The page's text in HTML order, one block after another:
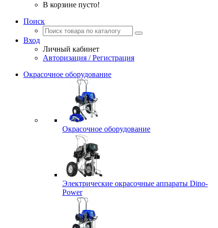
В корзине пусто!
Поиск
Вход
Личный кабинет
Авторизация / Регистрация
Окрасочное оборудование
Окрасочное оборудование
Электрические окрасочные аппараты Dino-
Power